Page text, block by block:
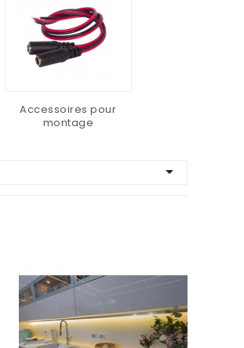
Accessoires pour
montage
